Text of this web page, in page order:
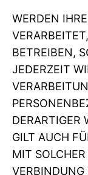
WERDEN
BETREIBEN,
JEDERZEIT
DERARTIGER
GILT AUCH
MIT
VERBINDUNG